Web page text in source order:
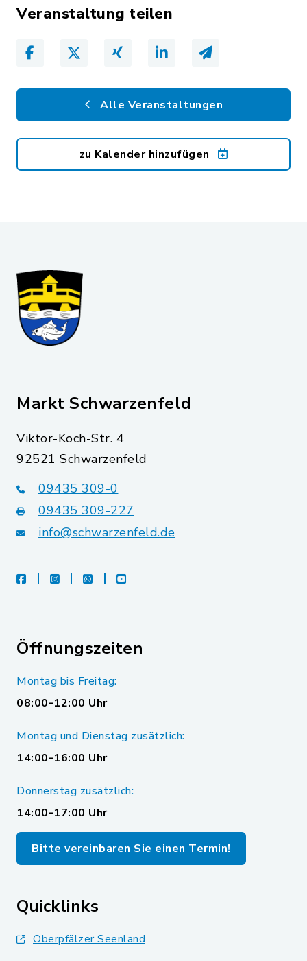
Veranstaltung teilen
Alle Veranstaltungen
zu Kalender hinzufügen
Markt Schwarzenfeld
Viktor-Koch-Str. 4
92521 Schwarzenfeld
09435 309-0
09435 309-227
info@schwarzenfeld.de
facebookinstagramwhatsappyoutube
Öffnungszeiten
Montag bis Freitag:
08:00-12:00 Uhr
Montag und Dienstag zusätzlich:
14:00-16:00 Uhr
Donnerstag zusätzlich:
14:00-17:00 Uhr
Bitte vereinbaren Sie einen Termin!
Quicklinks
Oberpfälzer Seenland